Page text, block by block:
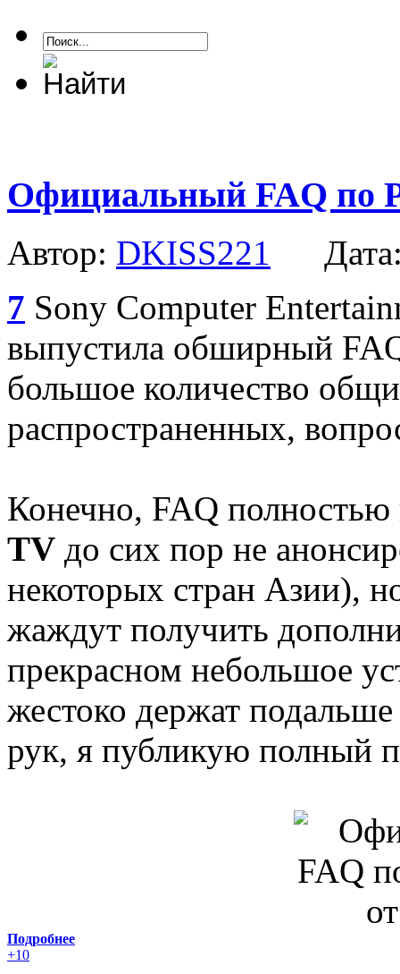
Официальный FAQ по
Автор: DKISS221
7 Sony Computer
выпустила обширный
большое количество
распространенных,
Конечно, FAQ
TV до сих пор не
некоторых стран Азии),
жаждут получить
прекрасном небольшое
жестоко держат
рук, я публикую полный
Подробнее
+10